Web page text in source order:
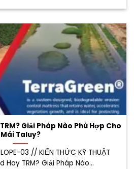
Giải Pháp Nào Phù Hợp Cho
Mái Taluy?
03 // KIẾN THỨC KỸ THUẬT
Hay TRM? Giải Pháp Nào...